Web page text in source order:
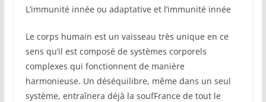
L’immunité innée ou adaptative et l’immunité innée
Le corps humain est un vaisseau très unique en ce
sens qu’il est composé de systèmes corporels
complexes qui fonctionnent de manière
harmonieuse. Un déséquilibre, même dans un seul
système, entraînera déjà la soufFrance de tout le